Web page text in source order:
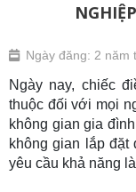
Ngày đăng: 2 năm
Ngày nay, chiếc
thuộc đối với mọi
không gian gia
không gian lắp đặt
yêu cầu khả năng